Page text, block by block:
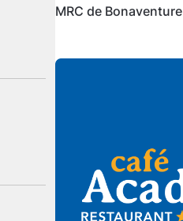
MRC de Bonaventure